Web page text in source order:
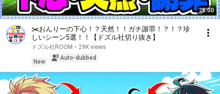
26:00
✂️おんりーの下心！？天然！！ガチ謝罪！？！？珍
しいシーン5選！！【ドズル社切り抜き】
ドズル社ROOM • 29K views
New
Auto-dubbed